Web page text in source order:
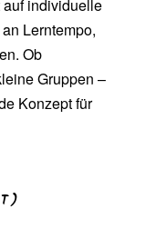
individuelle
Lerntempo,
Ob
Gruppen –
Konzept für